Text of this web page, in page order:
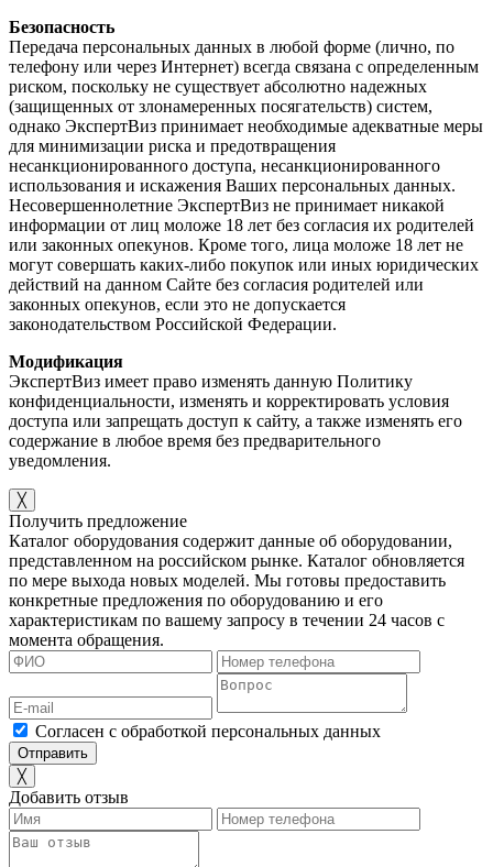
Безопасность
Передача персональных данных в любой форме (лично, по
телефону или через Интернет) всегда связана с определенным
риском, поскольку не существует абсолютно надежных
(защищенных от злонамеренных посягательств) систем,
однако ЭкспертВиз принимает необходимые адекватные меры
для минимизации риска и предотвращения
несанкционированного доступа, несанкционированного
использования и искажения Ваших персональных данных.
Несовершеннолетние ЭкспертВиз не принимает никакой
информации от лиц моложе 18 лет без согласия их родителей
или законных опекунов. Кроме того, лица моложе 18 лет не
могут совершать каких-либо покупок или иных юридических
действий на данном Сайте без согласия родителей или
законных опекунов, если это не допускается
законодательством Российской Федерации.
Модификация
ЭкспертВиз имеет право изменять данную Политику
конфиденциальности, изменять и корректировать условия
доступа или запрещать доступ к сайту, а также изменять его
содержание в любое время без предварительного
уведомления.
╳
Получить предложение
Каталог оборудования содержит данные об оборудовании,
представленном на российском рынке. Каталог обновляется
по мере выхода новых моделей. Мы готовы предоставить
конкретные предложения по оборудованию и его
характеристикам по вашему запросу в течении 24 часов с
момента обращения.
Согласен с обработкой персональных данных
╳
Добавить отзыв